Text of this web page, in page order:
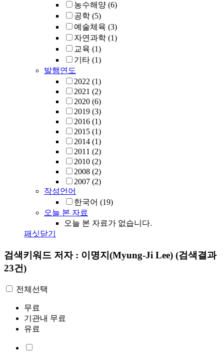
농수해양 (6)
공학 (5)
예술체육 (3)
자연과학 (1)
교육 (1)
기타 (1)
발행연도
2022 (1)
2021 (2)
2020 (6)
2019 (3)
2016 (1)
2015 (1)
2014 (1)
2011 (2)
2010 (2)
2008 (2)
2007 (2)
작성언어
한국어 (19)
오늘 본 자료
오늘 본 자료가 없습니다.
패싯닫기
검색키워드 저자 : 이명지(Myung-Ji Lee) (검색결과
23건)
전체선택
무료
기관내 무료
유료